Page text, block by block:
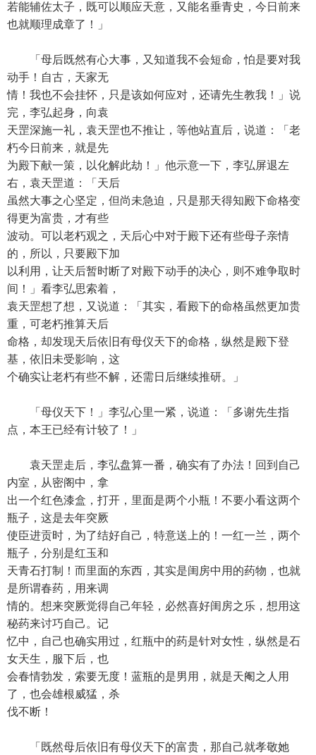
若能辅佐太子，既可以顺应天意，又能名垂青史，今日前来
也就顺理成章了！」
「母后既然有心大事，又知道我不会短命，怕是要对我
动手！自古，天家无
情！我也不会挂怀，只是该如何应对，还请先生教我！」说
完，李弘起身，向袁
天罡深施一礼，袁天罡也不推让，等他站直后，说道：「老
朽今日前来，就是先
为殿下献一策，以化解此劫！」他示意一下，李弘屏退左
右，袁天罡道：「天后
虽然大事之心坚定，但尚未急迫，只是那天得知殿下命格变
得更为富贵，才有些
波动。可以老朽观之，天后心中对于殿下还有些母子亲情
的，所以，只要殿下加
以利用，让天后暂时断了对殿下动手的决心，则不难争取时
间！」看李弘思索着，
袁天罡想了想，又说道：「其实，看殿下的命格虽然更加贵
重，可老朽推算天后
命格，却发现天后依旧有母仪天下的命格，纵然是殿下登
基，依旧未受影响，这
个确实让老朽有些不解，还需日后继续推研。」
「母仪天下！」李弘心里一紧，说道：「多谢先生指
点，本王已经有计较了！」
袁天罡走后，李弘盘算一番，确实有了办法！回到自己
内室，从密阁中，拿
出一个红色漆盒，打开，里面是两个小瓶！不要小看这两个
瓶子，这是去年突厥
使臣进贡时，为了结好自己，特意送上的！一红一兰，两个
瓶子，分别是红玉和
天青石打制！而里面的东西，其实是闺房中用的药物，也就
是所谓春药，用来调
情的。想来突厥觉得自己年轻，必然喜好闺房之乐，想用这
秘药来讨巧自己。记
忆中，自己也确实用过，红瓶中的药是针对女性，纵然是石
女天生，服下后，也
会春情勃发，索要无度！蓝瓶的是男用，就是天阉之人用
了，也会雄根威猛，杀
伐不断！
「既然母后依旧有母仪天下的富贵，那自己就孝敬她